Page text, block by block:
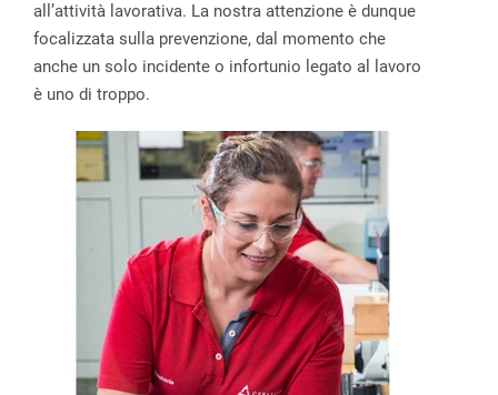
all’attività lavorativa. La nostra attenzione è dunque
focalizzata sulla prevenzione, dal momento che
anche un solo incidente o infortunio legato al lavoro
è uno di troppo.